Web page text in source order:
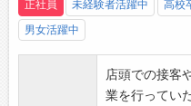
正社員 未経験者活躍中
高校
男女活躍中
店頭での接客
業を行ってい